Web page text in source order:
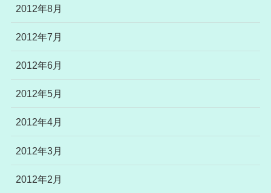
2012年8月
2012年7月
2012年6月
2012年5月
2012年4月
2012年3月
2012年2月